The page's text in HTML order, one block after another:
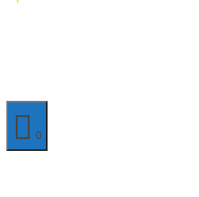
0